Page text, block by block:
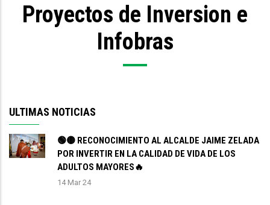
Proyectos de Inversion e
Infobras
ULTIMAS NOTICIAS
🟢🟡 RECONOCIMIENTO AL ALCALDE JAIME ZELADA
POR INVERTIR EN LA CALIDAD DE VIDA DE LOS
ADULTOS MAYORES🔥
14 Mar 24